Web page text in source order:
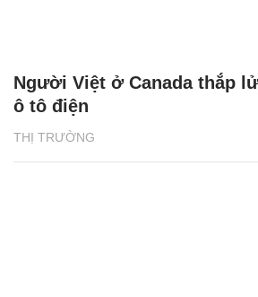
THỊ TRƯỜNG
Người Việt ở Canada thắp
ô tô điện